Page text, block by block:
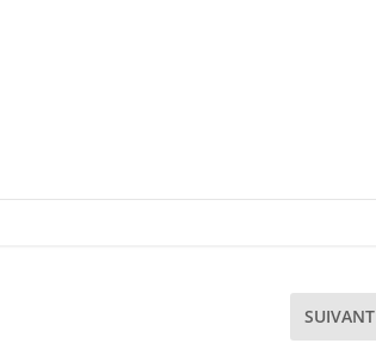
SUIVANT